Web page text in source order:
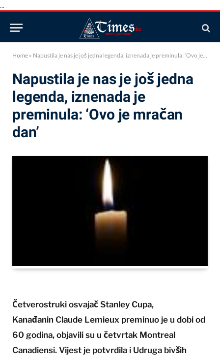
...
Home » Napustila je nas je još jedna legenda, iznenada je preminula: ‘Ovo je mračan dan’
Napustila je nas je još jedna
legenda, iznenada je
preminula: ‘Ovo je mračan
dan’
Četverostruki osvajač Stanley Cupa,
Kanađanin Claude Lemieux preminuo je u dobi od
60 godina, objavili su u četvrtak Montreal
Canadiensi. Vijest je potvrdila i Udruga bivših